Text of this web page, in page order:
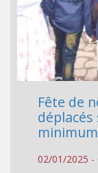
Fête de
minimum
02/01/2025 -